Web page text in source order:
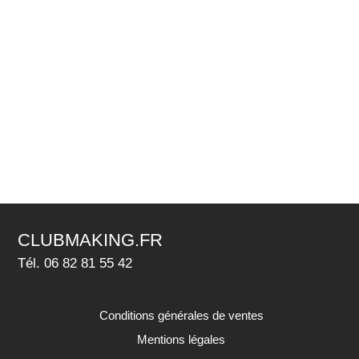
CLUBMAKING.FR
Tél. 06 82 81 55 42
Conditions générales de ventes
Mentions légales